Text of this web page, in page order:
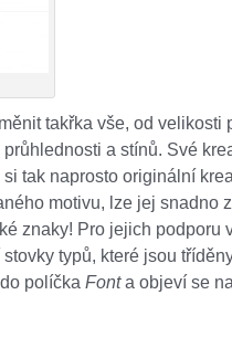
takřka vše, od velikosti
a stínů. Své
tak naprosto originální
motivu, lze jej snadno
znaky! Pro jejich podporu
typů, které jsou
políčka Fonta objeví se